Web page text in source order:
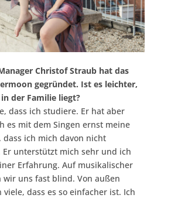
Christof Straub hat das
gegründet. Ist es leichter,
der Familie liegt?
dass ich studiere. Er hat aber
es mit dem Singen ernst meine
dass ich mich davon nicht
Er unterstützt mich sehr und ich
Erfahrung. Auf musikalischer
wir uns fast blind. Von außen
viele, dass es so einfacher ist. Ich